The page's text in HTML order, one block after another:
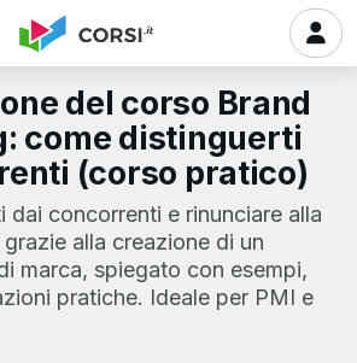
del corso Brand
come distinguerti
(corso pratico)
dai concorrenti e rinunciare alla
alla creazione di un
marca, spiegato con esempi,
pratiche. Ideale per PMI e